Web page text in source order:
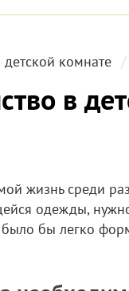
детской комнате
в
жизнь среди
одежды,
бы легко